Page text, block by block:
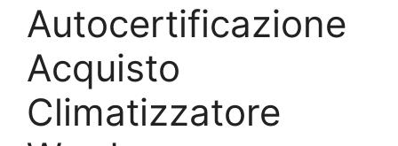
Autocertificazione
Acquisto
Climatizzatore